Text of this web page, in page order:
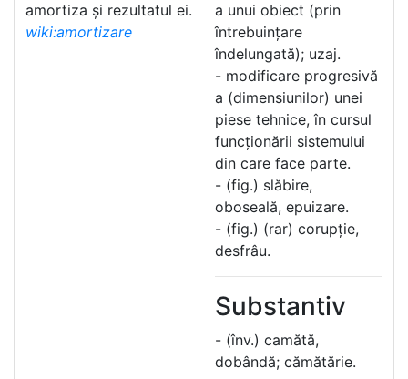
amortiza și rezultatul ei.
wiki:amortizare
a unui obiect (prin
întrebuințare
îndelungată); uzaj.
- modificare progresivă
a (dimensiunilor) unei
piese tehnice, în cursul
funcționării sistemului
din care face parte.
- (fig.) slăbire,
oboseală, epuizare.
- (fig.) (rar) corupție,
desfrâu.
Substantiv
- (înv.) camătă,
dobândă; cămătărie.